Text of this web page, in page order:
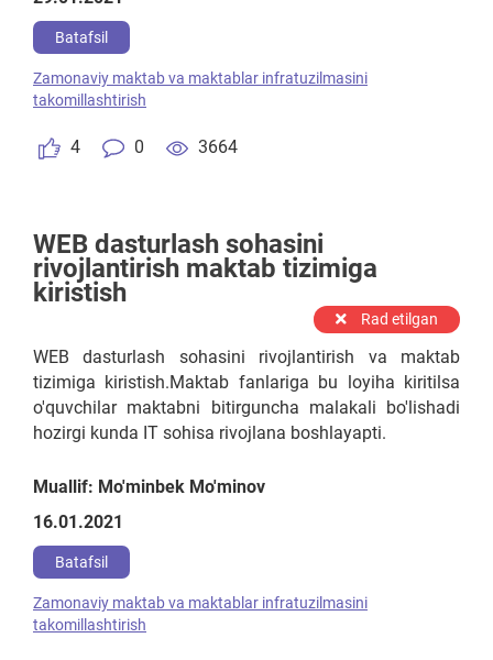
Batafsil
4 0 3664
Zamonaviy maktab va maktablar infratuzilmasini
takomillashtirish
WEB dasturlash sohasini
rivojlantirish maktab tizimiga
kiristish
Rad etilgan
WEB dasturlash sohasini rivojlantirish va maktab
tizimiga kiristish.Maktab fanlariga bu loyiha kiritilsa
o'quvchilar maktabni bitirguncha malakali bo'lishadi
hozirgi kunda IT sohisa rivojlana boshlayapti.
Muallif: Mo'minbek Mo'minov
16.01.2021
Batafsil
Zamonaviy maktab va maktablar infratuzilmasini
takomillashtirish